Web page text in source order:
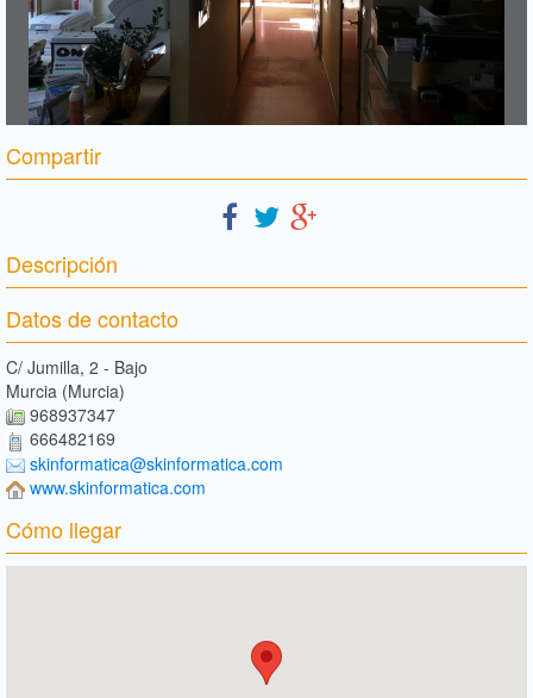
Compartir
Descripción
Datos de contacto
C/ Jumilla, 2 - Bajo
Murcia (Murcia)
968937347
666482169
skinformatica@skinformatica.com
www.skinformatica.com
Cómo llegar